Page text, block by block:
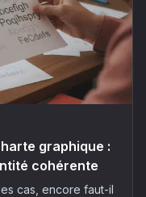
graphique :
cohérente
cas, encore faut-il